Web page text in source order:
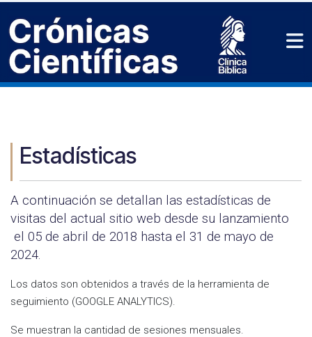
Estadísticas
A continuación se detallan las estadísticas de
visitas del actual sitio web desde su lanzamiento
el 05 de abril de 2018 hasta el 31 de mayo de
2024.
Los datos son obtenidos a través de la herramienta de
seguimiento (GOOGLE ANALYTICS).
Se muestran la cantidad de sesiones mensuales.